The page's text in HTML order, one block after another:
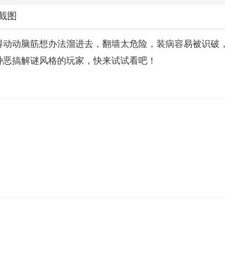
图
动脑筋想办法溜进去，翻墙太危险，装病容易被识破
搞解谜风格的玩家，快来试试看吧！